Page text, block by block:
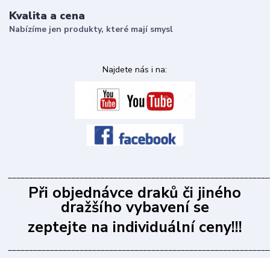
Kvalita a cena
Nabízíme jen produkty, které mají smysl
Najdete nás i na:
Při objednávce draků či jiného
dražšího vybavení se
zeptejte na individuální ceny!!!